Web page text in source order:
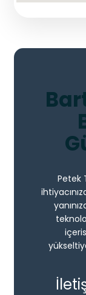
Petek